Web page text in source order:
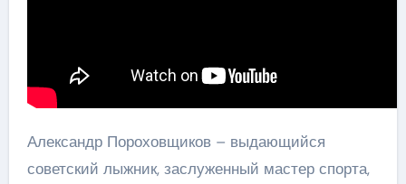
Александр Пороховщиков – выдающийся
советский лыжник, заслуженный мастер спорта,